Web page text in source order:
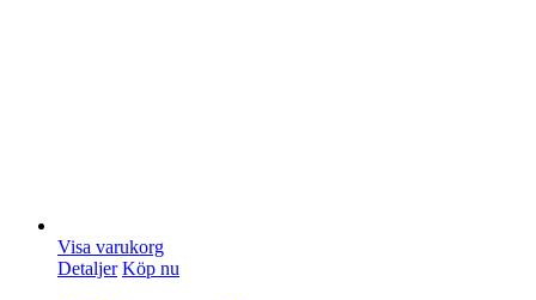
Visa varukorg
Detaljer Köp nu